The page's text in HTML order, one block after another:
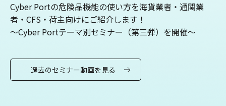
Cyber Portの危険品機能の使い方を海貨業者・通関業
者・CFS・荷主向けにご紹介します！
～Cyber Portテーマ別セミナー（第三弾）を開催～
過去のセミナー動画を見る